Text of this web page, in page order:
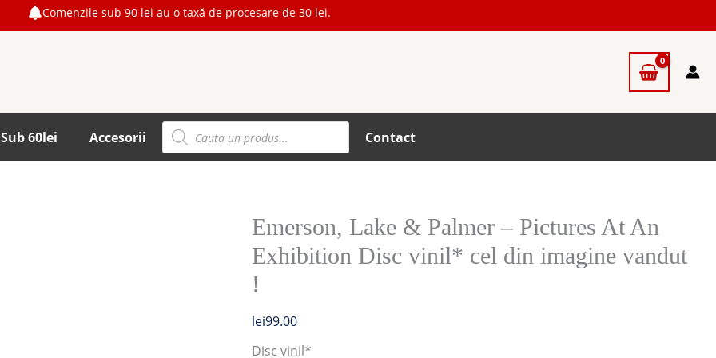
Comenzile sub 90 lei au o taxă de procesare de 30 lei.
Sub 60lei Accesorii
Products
search Contact
Emerson, Lake & Palmer – Pictures At An
Exhibition Disc vinil* cel din imagine vandut
!
lei99.00
Disc vinil*